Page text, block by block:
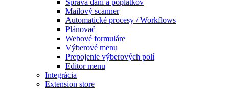
Mailový scanner
Automatické procesy / Workflows
Plánovač
Webové formuláre
Výberové menu
Prepojenie výberových polí
Editor menu
Integrácia
Extension store